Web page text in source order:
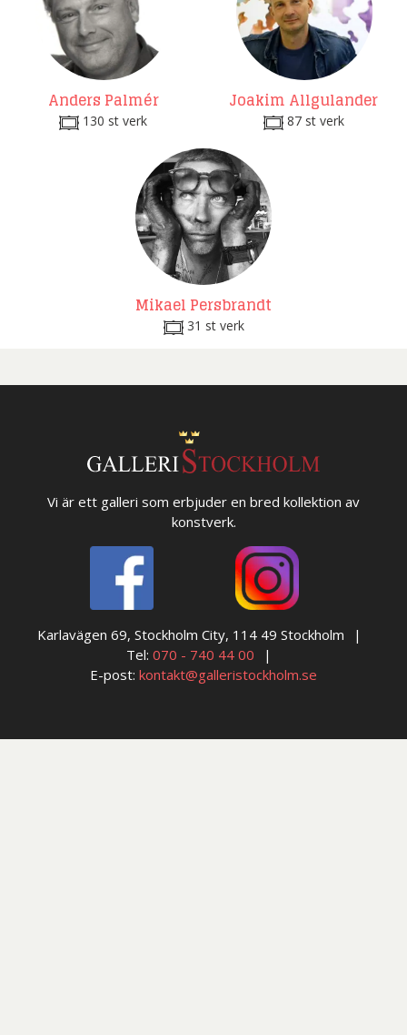
Anders Palmér
130 st verk
Joakim Allgulander
87 st verk
Mikael Persbrandt
31 st verk
Vi är ett galleri som erbjuder en bred kollektion av
konstverk.
Karlavägen 69, Stockholm City, 114 49 Stockholm
Tel: 070 - 740 44 00
E-post: kontakt@galleristockholm.se